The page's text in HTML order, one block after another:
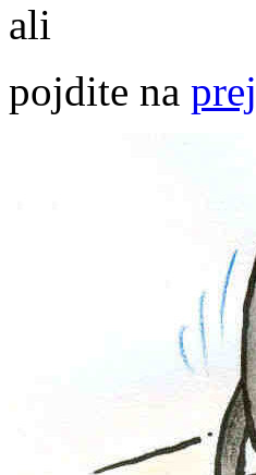
ali
pojdite na